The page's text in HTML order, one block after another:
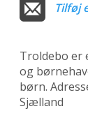
Tilføj
Troldebo er
og
børn.
Sjælland